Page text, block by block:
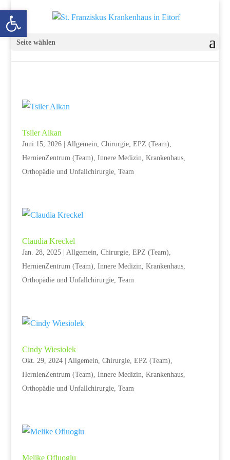
Seite wählen
Tsiler Alkan
Juni 15, 2026| Allgemein, Chirurgie, EPZ (Team),
HernienZentrum (Team), Innere Medizin, Krankenhaus,
Orthopädie und Unfallchirurgie, Team
Claudia Kreckel
Jan. 28, 2025| Allgemein, Chirurgie, EPZ (Team),
HernienZentrum (Team), Innere Medizin, Krankenhaus,
Orthopädie und Unfallchirurgie, Team
Cindy Wiesiolek
Okt. 29, 2024| Allgemein, Chirurgie, EPZ (Team),
HernienZentrum (Team), Innere Medizin, Krankenhaus,
Orthopädie und Unfallchirurgie, Team
Melike Ofluoglu
Open toolbar